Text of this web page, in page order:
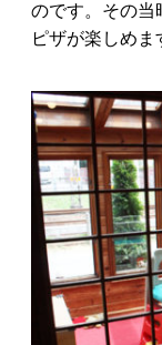
のです。その当
ピザが楽しめま